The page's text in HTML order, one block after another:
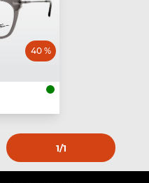
40 %
1/1